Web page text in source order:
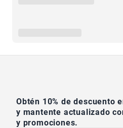
Obtén 10% de descuento
y mantente actualizado
y promociones.